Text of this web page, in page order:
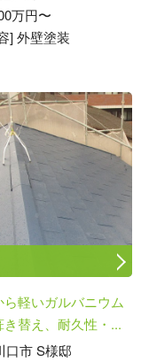
万円〜
] 外壁塗装
軽いガルバニウム
替え、耐久性・...
口市 S様邸